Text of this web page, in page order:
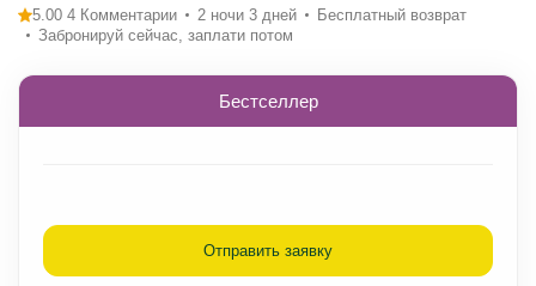
5.00 4 Комментарии 2 ночи 3 дней
Бесплатный возврат
Забронируй сейчас, заплати потом
Бестселлер
Отправить заявку